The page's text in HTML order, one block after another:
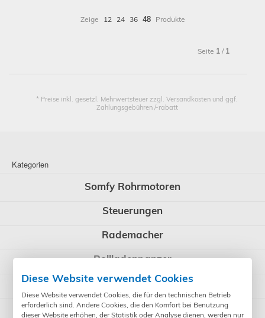
Zeige 12 24 36 48 Produkte
Seite 1 / 1
* Preise inkl. gesetzl. Mehrwertsteuer zzgl. Versandkosten und ggf.
Zahlungsgebühren /-rabatt
Kategorien
Somfy Rohrmotoren
Steuerungen
Rademacher
Rollladenpanzer
WIR elektronik
BERNER Torantriebe
Diese Website verwendet Cookies
Diese Website verwendet Cookies, die für den technischen Betrieb
erforderlich sind. Andere Cookies, die den Komfort bei Benutzung
dieser Website erhöhen, der Statistik oder Analyse dienen, werden nur